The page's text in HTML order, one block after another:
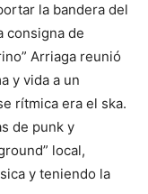
la bandera del
consigna de
Arriaga reunió
y vida a un
rítmica era el ska.
de punk y
local,
y teniendo la